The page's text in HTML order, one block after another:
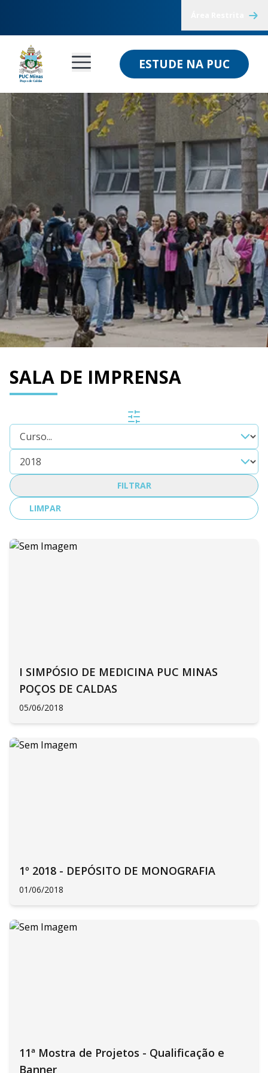
ESTUDE NA PUC
SALA DE IMPRENSA
FILTRAR
LIMPAR
I SIMPÓSIO DE MEDICINA PUC MINAS
POÇOS DE CALDAS
05/06/2018
1º 2018 - DEPÓSITO DE MONOGRAFIA
01/06/2018
11ª Mostra de Projetos - Qualificação e
Banner